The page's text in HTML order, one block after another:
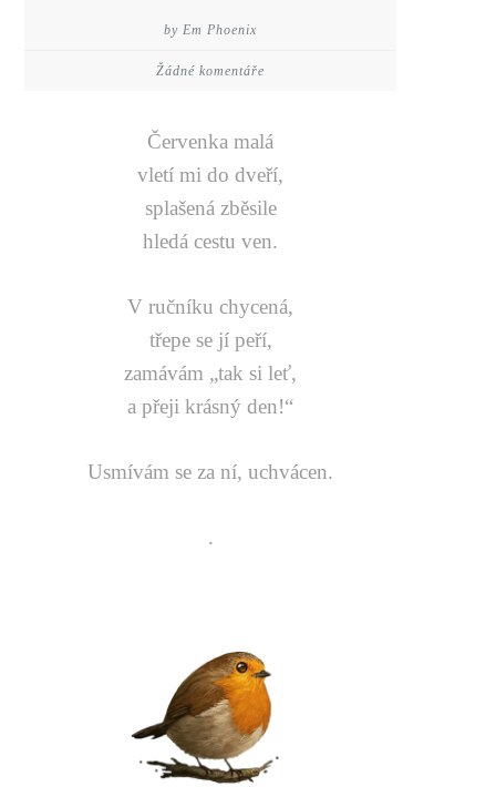
by Em Phoenix
Žádné komentáře
Červenka malá
vletí mi do dveří,
splašená zběsile
hledá cestu ven.
V ručníku chycená,
třepe se jí peří,
zamávám „tak si leť,
a přeji krásný den!“
Usmívám se za ní, uchvácen.
.